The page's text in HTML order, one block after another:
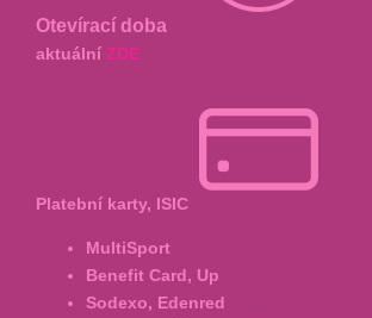
Otevírací doba
aktuální ZDE
Platební karty, ISIC
MultiSport
Benefit Card, Up
Sodexo, Edenred